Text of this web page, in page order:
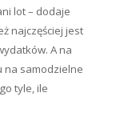
lot – dodaje
najczęściej jest
A na
na samodzielne
tyle, ile